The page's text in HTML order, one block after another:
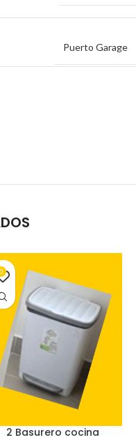
Puerto Garage
2 Basurero cocina
0